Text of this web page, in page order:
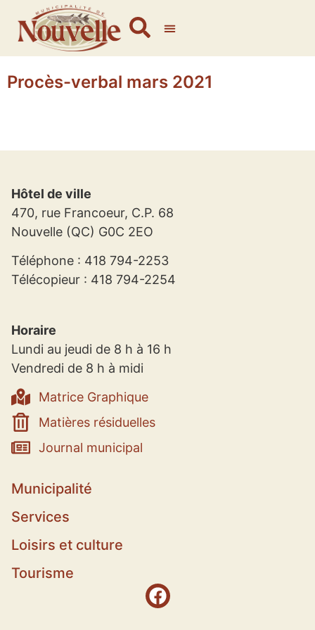
Procès-verbal mars 2021
Hôtel de ville
470, rue Francoeur, C.P. 68
Nouvelle (QC) G0C 2EO
Téléphone : 418 794-2253
Télécopieur : 418 794-2254
Horaire
Lundi au jeudi de 8 h à 16 h
Vendredi de 8 h à midi
Matrice Graphique
Matières résiduelles
Journal municipal
Municipalité
Services
Loisirs et culture
Tourisme